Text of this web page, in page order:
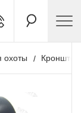
охоты